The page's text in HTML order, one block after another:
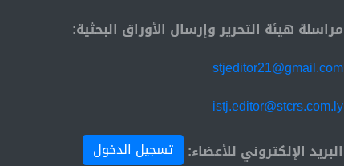
مراسلة هيئة التحرير وإرسال الأوراق البحثية:
stjeditor21@gmail.com
istj.editor@stcrs.com.ly
البريد الإلكتروني للأعضاء:
تسجيل الدخول